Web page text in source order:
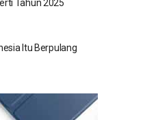
Tahun 2025
Itu Berpulang